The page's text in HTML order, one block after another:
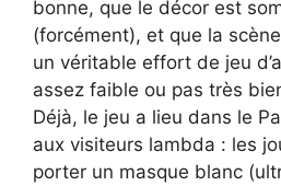
bonne, que le décor est
(forcément), et que la
un véritable effort de jeu
assez faible ou pas très
Déjà, le jeu a lieu dans le
aux visiteurs lambda : les
porter un masque blanc